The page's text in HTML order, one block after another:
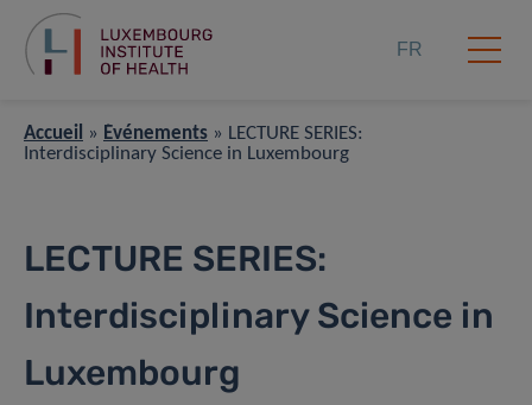
FR
Accueil » Événements » LECTURE SERIES:
Interdisciplinary Science in Luxembourg
LECTURE SERIES:
Interdisciplinary Science in
Luxembourg